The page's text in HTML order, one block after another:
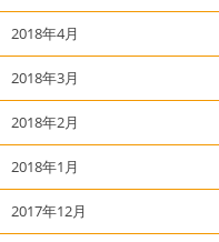
2018年4月
2018年3月
2018年2月
2018年1月
2017年12月